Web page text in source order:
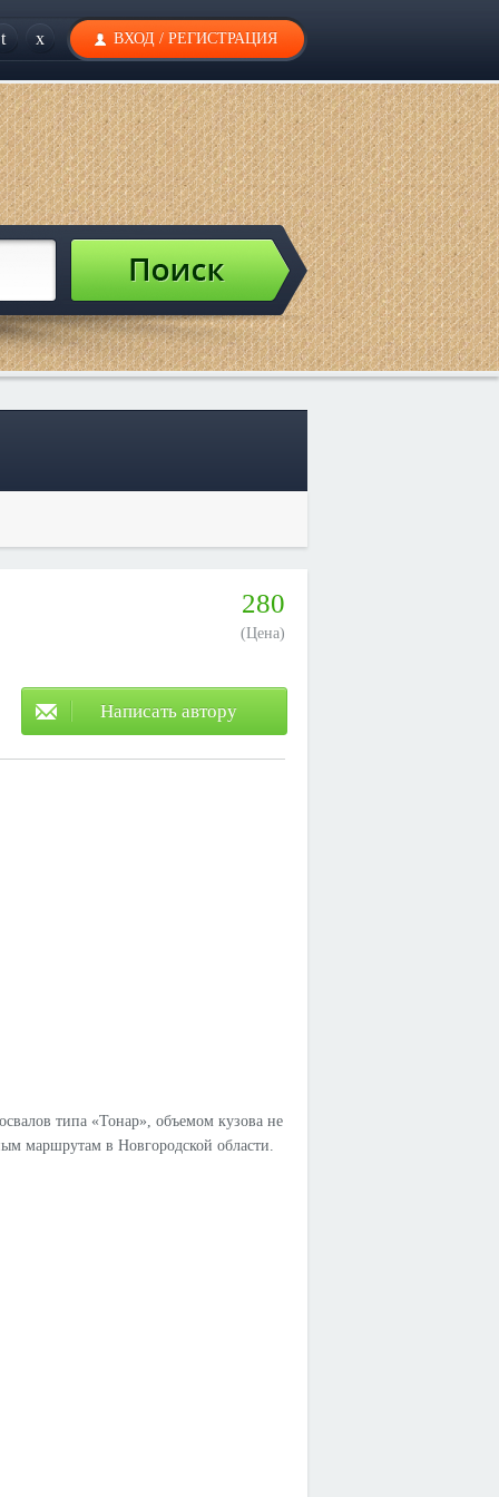
t x ВХОД / РЕГИСТРАЦИЯ
280
(Цена)
Написать автору
типа «Тонар», объемом кузова не
маршрутам в Новгородской области.